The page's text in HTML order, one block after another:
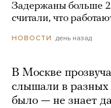
Задержаны больше
считали, что
НОВОСТИ день назад
В Москве
слышали в разных
было — не знает